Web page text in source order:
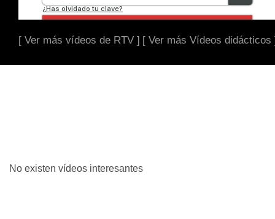
[ Ver más vídeos de RTV ] [ Ver más Vídeos didácticos
No existen vídeos interesantes